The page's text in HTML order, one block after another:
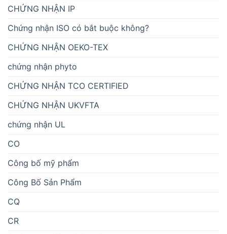
CHỨNG NHẬN IP
Chứng nhận ISO có bắt buộc không?
CHỨNG NHẬN OEKO-TEX
chứng nhận phyto
CHỨNG NHẬN TCO CERTIFIED
CHỨNG NHẬN UKVFTA
chứng nhận UL
CO
Công bố mỹ phẩm
Công Bố Sản Phẩm
CQ
CR